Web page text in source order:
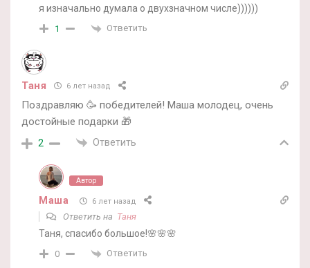
я изначально думала о двухзначном числе))))))
1 Ответить
Таня 6 лет назад
Поздравляю 🥳 победителей! Маша молодец, очень
достойные подарки 🎁
2 Ответить
Автор
Маша 6 лет назад
Ответить на Таня
Таня, спасибо большое!🌸🌸🌸
0 Ответить